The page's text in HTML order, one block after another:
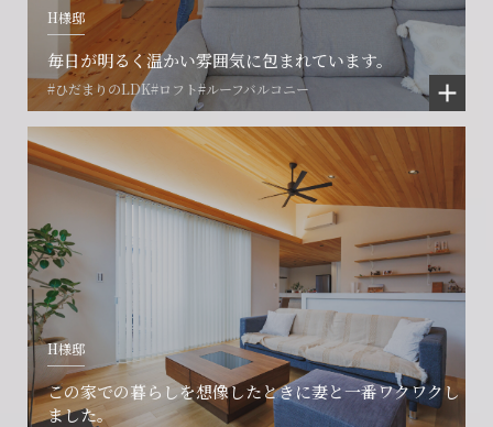
H様邸
毎日が明るく温かい雰囲気に包まれています。
#ひだまりのLDK#ロフト#ルーフバルコニー
H様邸
この家での暮らしを想像したときに妻と一番ワクワクし
ました。
会社に関することや物件についての
ご相談はこちら
フォームからのお問い合わせ
CONTACT
お電話でのお問い合わせ
0466-24-2478
営業時間9:30~18:30 水曜定休
閉じる
賃貸物件入居者様の
お困りごとのご相談はこちら
解約のお申し込み
CONTACT
プロコール24ご利用の方
0120-073-386
閉じる
土地の活用・賃貸経営に関する
ご相談はこちら
フォームからのお問い合わせ
CONTACT
賃貸管理事業部へのお問い合わせ
0466-24-2478
営業時間9:30~18:30 水曜定休
閉じる